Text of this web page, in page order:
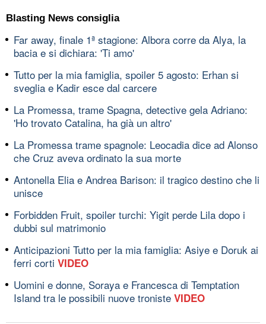
Blasting News consiglia
Far away, finale 1ª stagione: Albora corre da Alya, la
bacia e si dichiara: 'Ti amo'
Tutto per la mia famiglia, spoiler 5 agosto: Erhan si
sveglia e Kadir esce dal carcere
La Promessa, trame Spagna, detective gela Adriano:
'Ho trovato Catalina, ha già un altro'
La Promessa trame spagnole: Leocadia dice ad Alonso
che Cruz aveva ordinato la sua morte
Antonella Elia e Andrea Barison: il tragico destino che li
unisce
Forbidden Fruit, spoiler turchi: Yigit perde Lila dopo i
dubbi sul matrimonio
Anticipazioni Tutto per la mia famiglia: Asiye e Doruk ai
ferri corti VIDEO
Uomini e donne, Soraya e Francesca di Temptation
Island tra le possibili nuove troniste VIDEO